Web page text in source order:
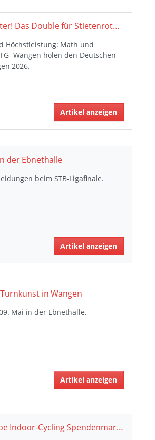
2 Deutsche Meister! Das Double für Stietenroth ist perfekt.
Höchstleistung: Math und
Wangen holen den Deutschen
2026.
Artikel anzeigen
der Ebnethalle
beim STB-Ligafinale.
Artikel anzeigen
in Wangen
Mai in der Ebnethalle.
Artikel anzeigen
Spendenübergabe Indoor-Cycling Spendenmarathon